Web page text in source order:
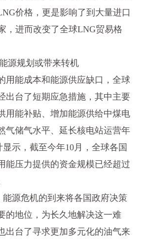
价格，更是影响了到大量进口
，进而改变了全球LNG贸易格
规划或带来转机
能成本和能源供应缺口，全球
出台了短期应急措施，其中主要
用能补贴、增加能源供给中煤电
气储气水平、延长核电站运营年
示，截至今年10月，全球各国
能压力提供的资金规模已经超过
危机的到来将各国政府决策
的地位，为长久地解决这一难
出台了寻求更加多元化的油气来